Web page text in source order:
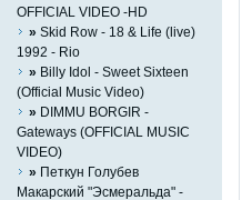
OFFICIAL VIDEO -HD
» Skid Row - 18 & Life (live)
1992 - Rio
» Billy Idol - Sweet Sixteen
(Official Music Video)
» DIMMU BORGIR -
Gateways (OFFICIAL MUSIC
VIDEO)
» Петкун Голубев
Макарский "Эсмеральда" -